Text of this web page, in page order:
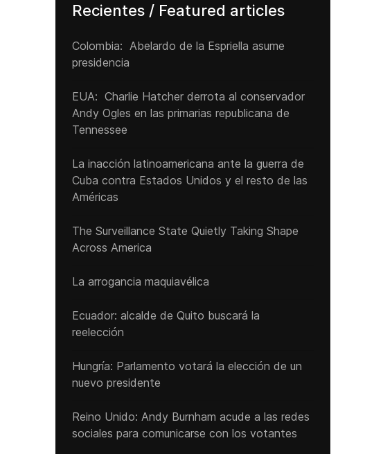
Recientes / Featured articles
Colombia: Abelardo de la Espriella asume
presidencia
EUA: Charlie Hatcher derrota al conservador
Andy Ogles en las primarias republicana de
Tennessee
La inacción latinoamericana ante la guerra de
Cuba contra Estados Unidos y el resto de las
Américas
The Surveillance State Quietly Taking Shape
Across America
La arrogancia maquiavélica
Ecuador: alcalde de Quito buscará la
reelección
Hungría: Parlamento votará la elección de un
nuevo presidente
Reino Unido: Andy ‌Burnham acude a las redes
sociales para comunicarse con los votantes